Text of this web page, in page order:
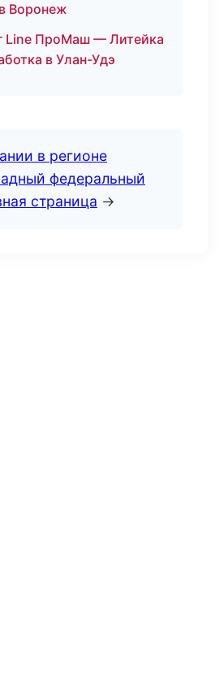
Воронеж
Line ПроМаш — Литейка
в Улан-Удэ
в регионе
федеральный
страница →